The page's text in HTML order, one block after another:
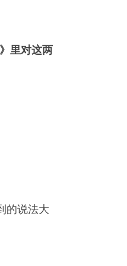
里对这两
的说法大